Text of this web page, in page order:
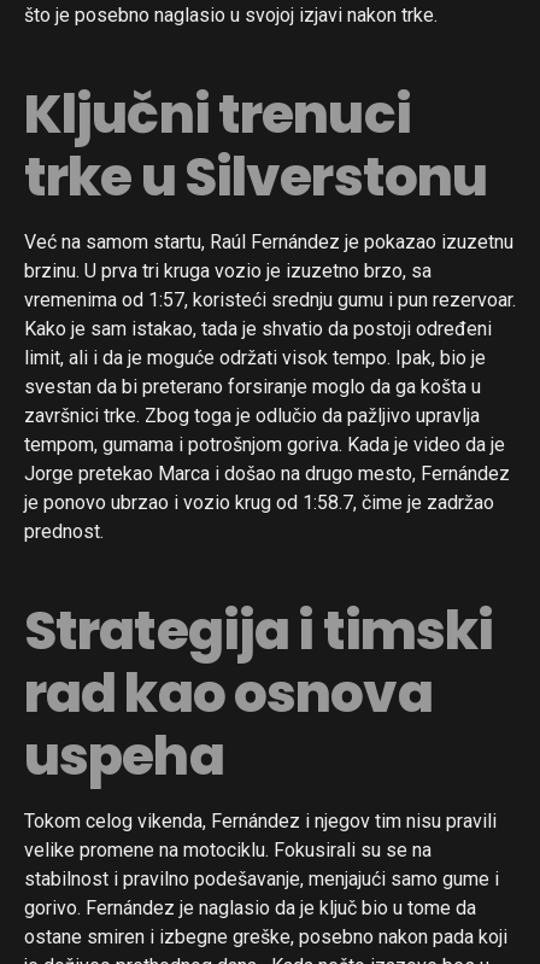
što je posebno naglasio u svojoj izjavi nakon trke.
Ključni trenuci
trke u Silverstonu
Već na samom startu, Raúl Fernández je pokazao izuzetnu
brzinu. U prva tri kruga vozio je izuzetno brzo, sa
vremenima od 1:57, koristeći srednju gumu i pun rezervoar.
Kako je sam istakao, tada je shvatio da postoji određeni
limit, ali i da je moguće održati visok tempo. Ipak, bio je
svestan da bi preterano forsiranje moglo da ga košta u
završnici trke. Zbog toga je odlučio da pažljivo upravlja
tempom, gumama i potrošnjom goriva. Kada je video da je
Jorge pretekao Marca i došao na drugo mesto, Fernández
je ponovo ubrzao i vozio krug od 1:58.7, čime je zadržao
prednost.
Strategija i timski
rad kao osnova
uspeha
Tokom celog vikenda, Fernández i njegov tim nisu pravili
velike promene na motociklu. Fokusirali su se na
stabilnost i pravilno podešavanje, menjajući samo gume i
gorivo. Fernández je naglasio da je ključ bio u tome da
ostane smiren i izbegne greške, posebno nakon pada koji